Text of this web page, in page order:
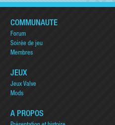
COMMUNAUTÉ
Forum
Soirée de jeu
Membres
JEUX
Jeux Valve
Mods
A PROPOS